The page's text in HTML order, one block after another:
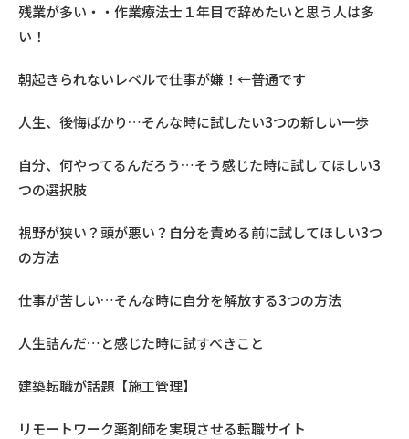
残業が多い・・作業療法士１年目で辞めたいと思う人は多
い！
朝起きられないレベルで仕事が嫌！←普通です
人生、後悔ばかり…そんな時に試したい3つの新しい一歩
自分、何やってるんだろう…そう感じた時に試してほしい3
つの選択肢
視野が狭い？頭が悪い？自分を責める前に試してほしい3つ
の方法
仕事が苦しい…そんな時に自分を解放する3つの方法
人生詰んだ…と感じた時に試すべきこと
建築転職が話題【施工管理】
リモートワーク薬剤師を実現させる転職サイト